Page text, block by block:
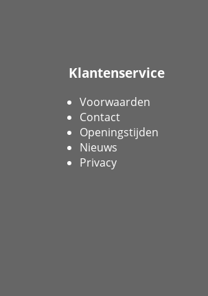
Klantenservice
Voorwaarden
Contact
Openingstijden
Nieuws
Privacy